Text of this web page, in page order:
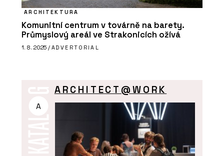
ARCHITEKTURA
Komunitní centrum v továrně na barety.
Průmyslový areál ve Strakonicích ožívá
1. 8. 2025 / ADVERTORIAL
A
ARCHITECT@WORK